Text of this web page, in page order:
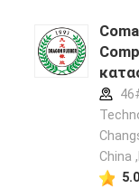
China
5.0